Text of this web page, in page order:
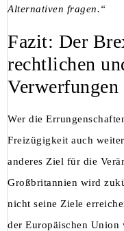
Alternativen fragen.“
Fazit: Der
rechtlichen
Wer die
Freizügigkeit auch
anderes Ziel für die
Großbritannien wird
nicht seine Ziele
der Europäischen